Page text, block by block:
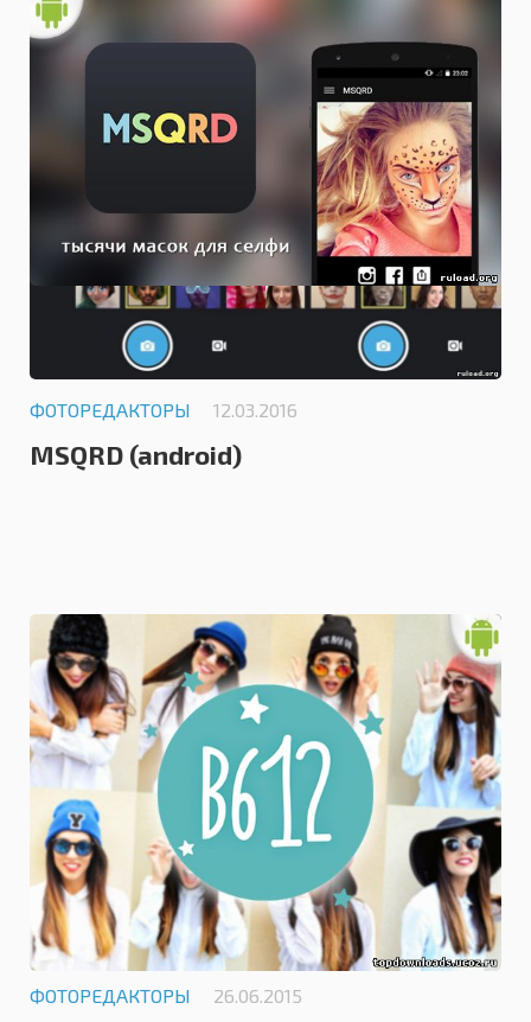
ФОТОРЕДАКТОРЫ 12.03.2016
MSQRD (android)
4.2
ФОТОРЕДАКТОРЫ 26.06.2015